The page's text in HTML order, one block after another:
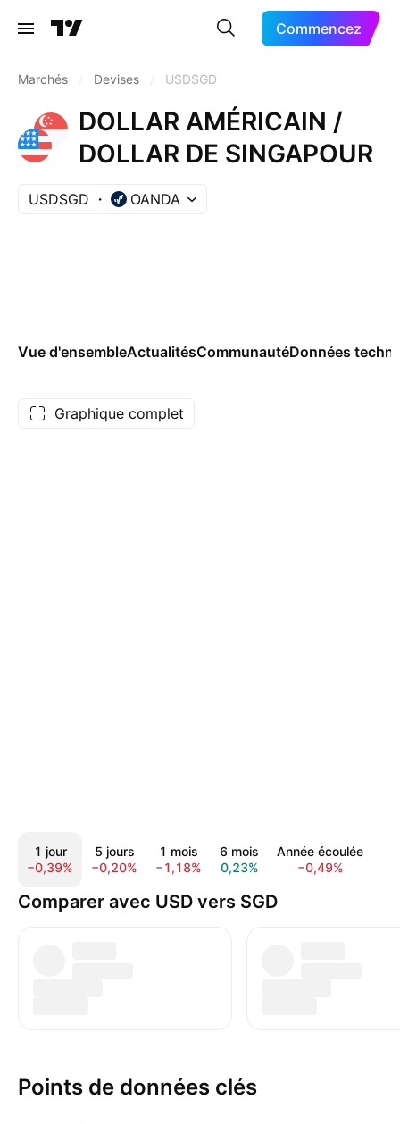
Commencez
Marchés Devises USDSGD
DOLLAR AMÉRICAIN /
DOLLAR DE SINGAPOUR
USDSGD OANDA
Vue d'ensembleActualitésCommunautéDonnées
Graphique complet
1 jour
−0,39%
5 jours
−0,20%
1 mois
−1,18%
6 mois
0,23%
Année écoulée
−0,49%
Comparer avec USD vers SGD
Points de données clés